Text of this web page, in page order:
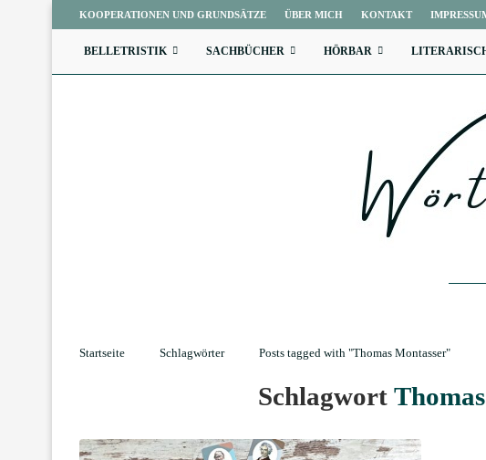
KOOPERATIONEN UND GRUNDSÄTZE ÜBER MICH KONTAKT
BELLETRISTIK SACHBÜCHER HÖRBAR
Startseite Schlagwörter Posts tagged with "Thomas Montasser"
Schlagwort